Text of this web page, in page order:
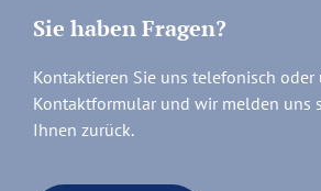
Sie haben Fragen?
Kontaktieren Sie uns telefonisch oder
Kontaktformular und wir melden uns
Ihnen zurück.